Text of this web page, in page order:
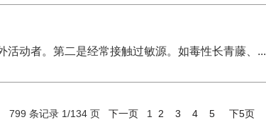
动者。第二是经常接触过敏源。如毒性长青藤、...
799 条记录 1/134 页 下一页 1 2 3 4 5 下5页